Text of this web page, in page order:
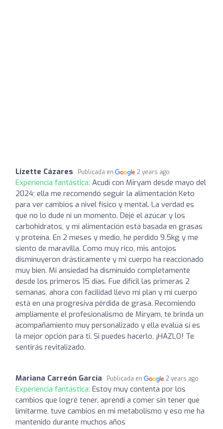
Lizette Cázares Publicada en 2 years ago
Experiencia fantástica: Acudí con Miryam desde mayo del
2024; ella me recomendó seguir la alimentación Keto
para ver cambios a nivel físico y mental. La verdad es
que no lo dude ni un momento. Dejé el azúcar y los
carbohidratos, y mi alimentación está basada en grasas
y proteína. En 2 meses y medio, he perdido 9.5kg y me
siento de maravilla. Como muy rico, mis antojos
disminuyeron drásticamente y mi cuerpo ha reaccionado
muy bien. Mi ansiedad ha disminuido completamente
desde los primeros 15 días. Fue difícil las primeras 2
semanas, ahora con facilidad llevo mi plan y mi cuerpo
está en una progresiva pérdida de grasa. Recomiendo
ampliamente el profesionalismo de Miryam, te brinda un
acompañamiento muy personalizado y ella evalúa si es
la mejor opción para ti. Si puedes hacerlo, ¡HAZLO! Te
sentirás revitalizado.
Mariana Carreón García Publicada en 2 years ago
Experiencia fantástica: Estoy muy contenta por los
cambios que logré tener, aprendí a comer sin tener que
limitarme, tuve cambios en mi metabolismo y eso me ha
mantenido durante muchos años